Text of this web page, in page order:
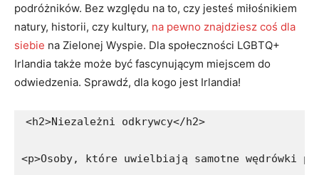
podróżników. Bez ⁢względu na to, czy jesteś⁤ miłośnikiem
natury, historii, czy kultury, na pewno znajdziesz coś dla
siebie ‍na Zielonej Wyspie. Dla‌ społeczności ⁢LGBTQ+
Irlandia także może być fascynującym miejscem do
odwiedzenia. Sprawdź, dla kogo jest Irlandia!
<h2>Niezależni odkrywcy</h2>
<p>Osoby, które uwielbiają samotne wędrówki